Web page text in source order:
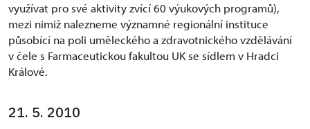
využívat pro své aktivity zvící 60 výukových programů),
mezi nimiž nalezneme významné regionální instituce
působící na poli uměleckého a zdravotnického vzdělávání
v čele s Farmaceutickou fakultou UK se sídlem v Hradci
Králové.
21. 5. 2010